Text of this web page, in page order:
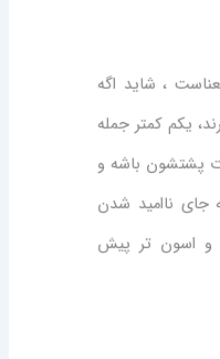
، شاید اگه
یکم کمتر جمله
پشتشون باشه و
جای ناامید شدن
و اسون تر پیش